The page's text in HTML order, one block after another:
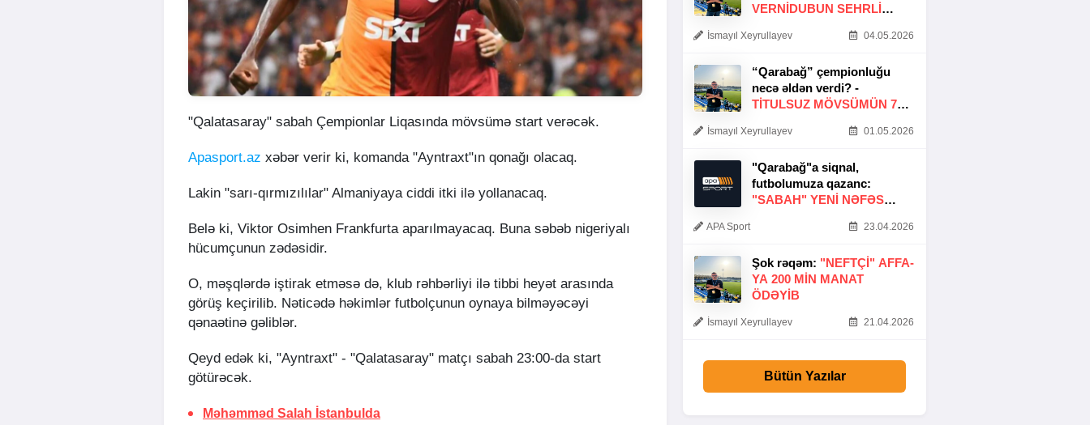
"Qalatasaray" sabah Çempionlar Liqasında mövsümə start verəcək.
Apasport.az xəbər verir ki, komanda "Ayntraxt"ın qonağı olacaq.
Lakin "sarı-qırmızılılar" Almaniyaya ciddi itki ilə yollanacaq.
Belə ki, Viktor Osimhen Frankfurta aparılmayacaq. Buna səbəb nigeriyalı
hücumçunun zədəsidir.
O, məşqlərdə iştirak etməsə də, klub rəhbərliyi ilə tibbi heyət arasında
görüş keçirilib. Nəticədə həkimlər futbolçunun oynaya bilməyəcəyi
qənaətinə gəliblər.
Qeyd edək ki, "Ayntraxt" - "Qalatasaray" matçı sabah 23:00-da start
götürəcək.
Məhəmməd Salah İstanbulda
VERNİDUBUN SEHRLİ
İsmayıl Xeyrullayev 04.05.2026
“Qarabağ” çempionluğu
necə əldən verdi? -
TITULSUZ MÖVSÜMÜN 7
İsmayıl Xeyrullayev 01.05.2026
"Qarabağ"a siqnal,
futbolumuza qazanc:
"SABAH" YENI NƏFƏS
APA Sport 23.04.2026
Şok rəqəm: "NEFTÇI" AFFA-
YA 200 MIN MANAT
ÖDƏYIB
İsmayıl Xeyrullayev 21.04.2026
Bütün Yazılar